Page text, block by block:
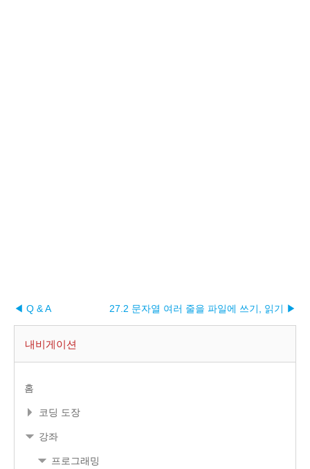
◀ Q & A 27.2 문자열 여러 줄을 파일에 쓰기, 읽기 ▶︎
내비게이션
홈
코딩 도장
강좌
프로그래밍